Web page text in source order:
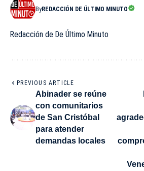
ByREDACCIÓN DE ÚLTIMO MINUTO
Redacción de De Último Minuto
PREVIOUS ARTICLE
Abinader se reúne
con comunitarios
de San Cristóbal
para atender
demandas locales